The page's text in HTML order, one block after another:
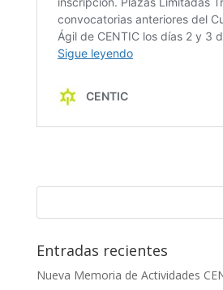
Entradas recientes
Nueva Memoria de Actividades